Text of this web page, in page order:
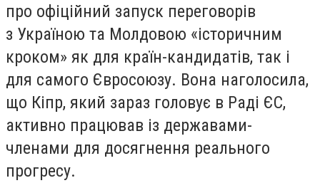
про офіційний запуск переговорів
з Україною та Молдовою «історичним
кроком» як для країн-кандидатів, так і
для самого Євросоюзу. Вона наголосила,
що Кіпр, який зараз головує в Раді ЄС,
активно працював із державами-
членами для досягнення реального
прогресу.